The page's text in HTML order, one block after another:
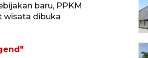
baru, PPKM
wisata dibuka